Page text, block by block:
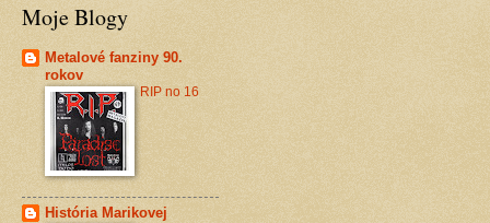
Moje Blogy
Metalové fanziny 90.
rokov
RIP no 16
História Marikovej